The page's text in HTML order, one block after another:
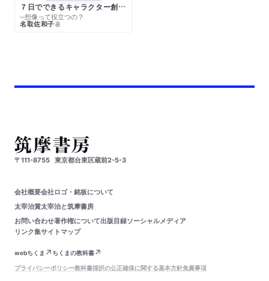
７日でできるキャラクター創作入門
─想像って役立つの？
名取佐和子著
〒111-8755 東京都台東区蔵前2-5-3
会社概要会社ロゴ・銘板について
太宰治賞太宰治と筑摩書房
お問い合わせ著作権について出版目録ソーシャルメディア
リンク集サイトマップ
webちくま
ちくまの教科書
プライバシーポリシー教科書採択の公正確保に関する基本方針免責事項